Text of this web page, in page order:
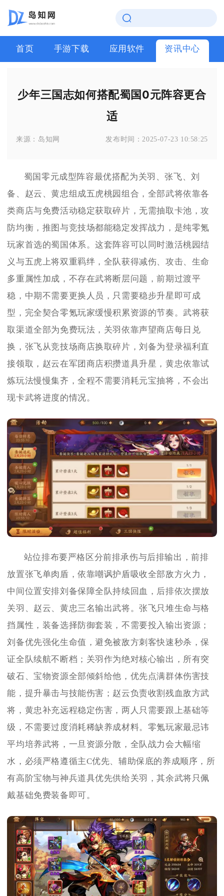
首页 手游下载 应用软件 资讯中心
少年三国志如何搭配蜀国0元阵容更合
适
来源： 岛知网 发布时间： 2025-07-23 10:58:25
蜀国零元成型阵容最优搭配为关羽、张飞、刘
备、赵云、黄忠组成五虎桃园组合，全部武将依靠各
类商店与免费活动稳定获取碎片，无需抽取卡池，攻
防均衡，推图与竞技场都能稳定发挥战力，是纯零氪
玩家首选的蜀国体系。这套阵容可以同时激活桃园结
义与五虎上将双重羁绊，全队获得减伤、攻击、生命
多重属性加成，不存在武将断层问题，前期过渡平
稳，中期不需要更换人员，只需要稳步升星即可成
型，完全契合零氪玩家缓慢积累资源的节奏。武将获
取渠道全部为免费玩法，关羽依靠声望商店每日兑
换，张飞从竞技场商店换取碎片，刘备为登录福利直
接领取，赵云在军团商店积攒道具升星，黄忠依靠试
炼玩法慢慢集齐，全程不需要消耗元宝抽将，不会出
现卡武将进度的情况。
站位排布要严格区分前排承伤与后排输出，前排
放置张飞单肉盾，依靠嘲讽护盾吸收全部敌方火力，
中间位置安排刘备保障全队持续回血，后排依次摆放
关羽、赵云、黄忠三名输出武将。张飞只堆生命与格
挡属性，装备选择防御套装，不需要投入输出资源；
刘备优先强化生命值，避免被敌方刺客快速秒杀，保
证全队续航不断档；关羽作为绝对核心输出，所有突
破石、宝物资源全部倾斜给他，优先点满群体伤害技
能，提升暴击与技能伤害；赵云负责收割残血敌方武
将，黄忠补充远程稳定伤害，两人只需要跟上基础等
级，不需要过度消耗稀缺养成材料。零氪玩家最忌讳
平均培养武将，一旦资源分散，全队战力会大幅缩
水，必须严格遵循主C优先、辅助保底的养成顺序，所
有高阶宝物与神兵道具优先供给关羽，其余武将只佩
戴基础免费装备即可。